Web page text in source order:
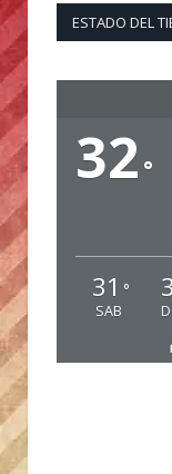
ESTADO DEL
32 °
31 °
SAB